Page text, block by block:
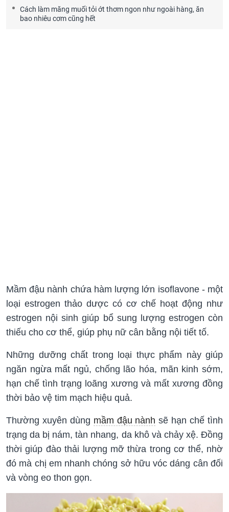
Cách làm măng muối tỏi ớt thơm ngon như ngoài hàng, ăn
bao nhiêu cơm cũng hết
Mầm đậu nành chứa hàm lượng lớn isoflavone - một
loại estrogen thảo dược có cơ chế hoạt động như
estrogen nội sinh giúp bổ sung lượng estrogen còn
thiếu cho cơ thể, giúp phụ nữ cân bằng nội tiết tố.
Những dưỡng chất trong loại thực phẩm này giúp
ngăn ngừa mất ngủ, chống lão hóa, mãn kinh sớm,
hạn chế tình trạng loãng xương và mất xương đồng
thời bảo vệ tim mạch hiệu quả.
Thường xuyên dùng mầm đậu nành sẽ hạn chế tình
trạng da bị nám, tàn nhang, da khô và chảy xệ. Đồng
thời giúp đào thải lượng mỡ thừa trong cơ thể, nhờ
đó mà chị em nhanh chóng sở hữu vóc dáng cân đối
và vòng eo thon gọn.